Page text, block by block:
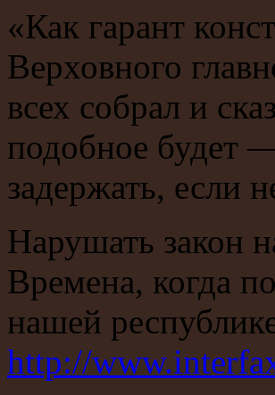
«Как гарант
Верховного
всех собрал и
подобное будет
задержать, если
Нарушать закон
Времена, когда
нашей
http://